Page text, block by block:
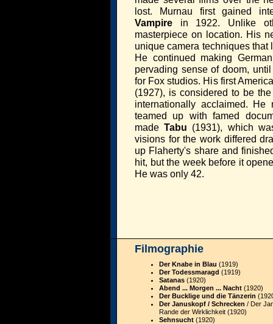
lost. Murnau first gained
Vampire in 1922. Unlike
masterpiece on location. His
unique camera techniques that
He continued making
pervading sense of doom,
for Fox studios. His first
(1927), is considered to be
internationally acclaimed.
teamed up with famed
madeTabu (1931), which
visions for the work differed
up Flaherty's share and
hit, but the week before it
He was only 42.
Filmographie
Der Knabe in Blau (1919)
Der Todessmaragd (1919)
Satanas (1920)
Abend ... Morgen ... Nacht (1920)
Der Bucklige und die Tänzerin
Der Januskopf / Schrecken / Der
Rande der Wirklichkeit (1920)
Sehnsucht (1920)